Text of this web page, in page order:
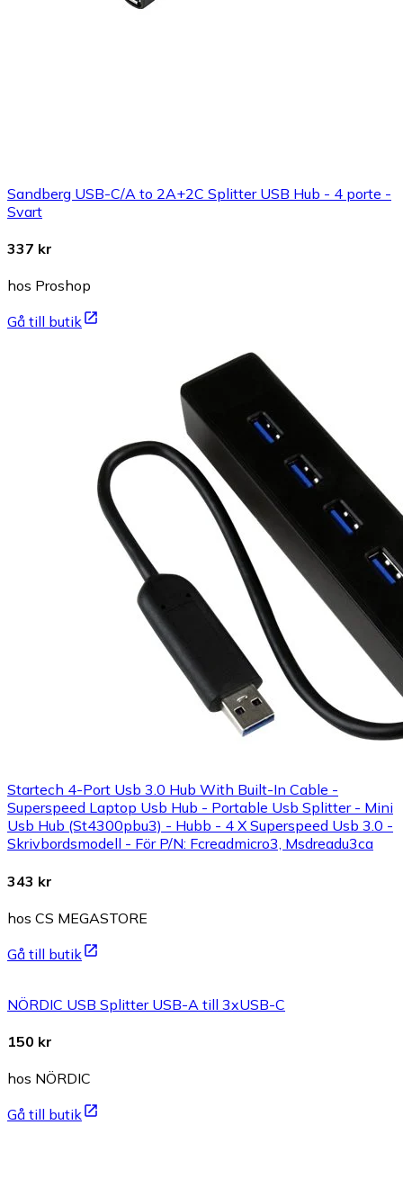
Sandberg USB-C/A to 2A+2C Splitter USB Hub - 4 porte -
Svart
337 kr
hos Proshop
Gå till butik
Startech 4-Port Usb 3.0 Hub With Built-In Cable -
Superspeed Laptop Usb Hub - Portable Usb Splitter - Mini
Usb Hub (St4300pbu3) - Hubb - 4 X Superspeed Usb 3.0 -
Skrivbordsmodell - För P/N: Fcreadmicro3, Msdreadu3ca
343 kr
hos CS MEGASTORE
Gå till butik
NÖRDIC USB Splitter USB-A till 3xUSB-C
150 kr
hos NÖRDIC
Gå till butik